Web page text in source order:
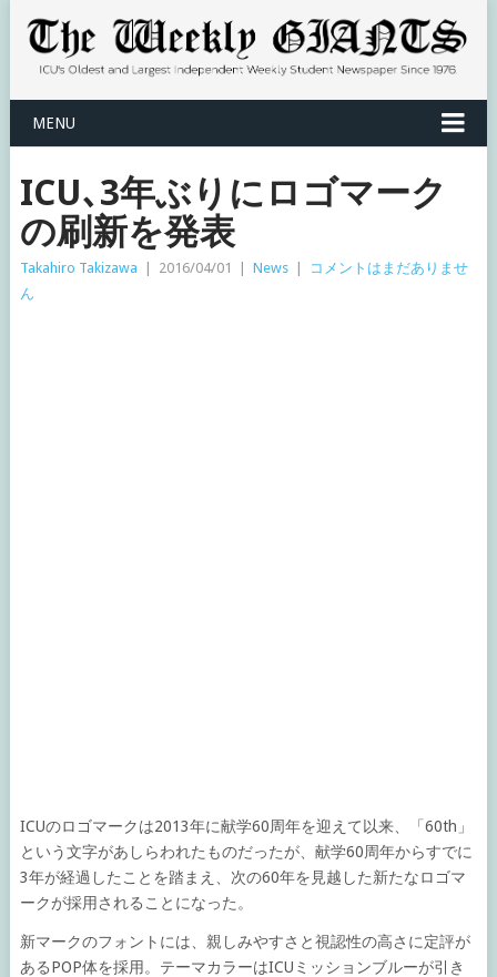
MENU
ICU､3年ぶりにロゴマーク
の刷新を発表
Takahiro Takizawa 2016/04/01 News
コメントはまだありませ
ん
ICUのロゴマークは2013年に献学60周年を迎えて以来、「60th」
という文字があしらわれたものだったが、献学60周年からすでに
3年が経過したことを踏まえ、次の60年を見越した新たなロゴマ
ークが採用されることになった。
新マークのフォントには、親しみやすさと視認性の高さに定評が
あるPOP体を採用。テーマカラーはICUミッションブルーが引き